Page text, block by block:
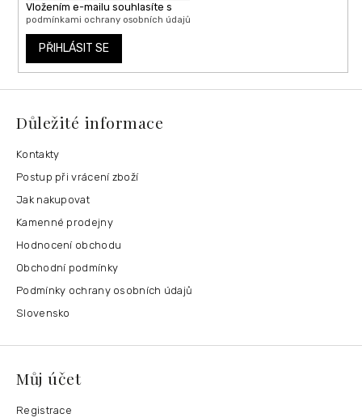
Vložením e-mailu souhlasíte s
podmínkami ochrany osobních údajů
PŘIHLÁSIT SE
Důležité informace
Kontakty
Postup při vrácení zboží
Jak nakupovat
Kamenné prodejny
Hodnocení obchodu
Obchodní podmínky
Podmínky ochrany osobních údajů
Slovensko
Můj účet
Registrace